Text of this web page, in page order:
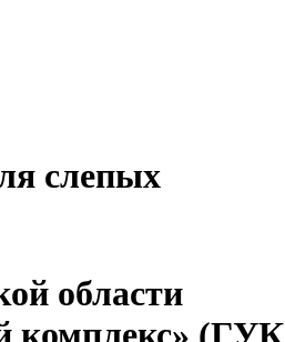
слепых
области